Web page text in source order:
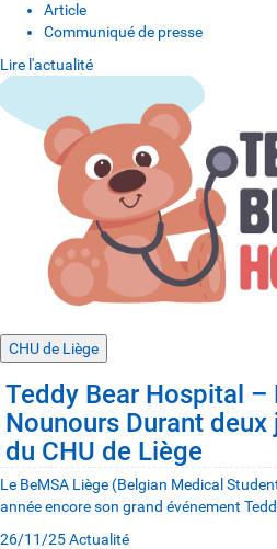
Article
Communiqué de presse
Lire l'actualité
CHU de Liège
Teddy Bear Hospital –
Nounours Durant deux
du CHU de Liège
Le BeMSA Liège (Belgian Medical
année encore son grand événement
26/11/25Actualité